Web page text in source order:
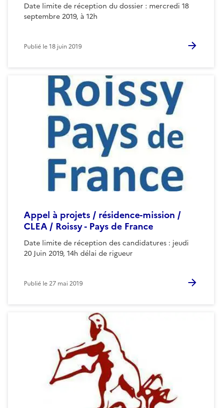
Date limite de réception du dossier : mercredi 18
septembre 2019, à 12h
Publié le18 juin 2019
Appel à projets / résidence-mission /
CLEA / Roissy - Pays de France
Date limite de réception des candidatures : jeudi
20 Juin 2019, 14h délai de rigueur
Publié le27 mai 2019